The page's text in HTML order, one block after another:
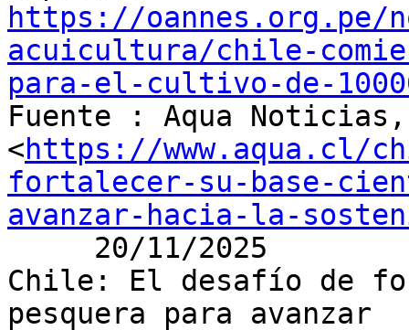
https://oannes.org.pe/
acuicultura/chile-
para-el-cultivo-de-
Fuente : Aqua
<https://www.aqua.cl/
fortalecer-su-base-
avanzar-hacia-la-
Chile: El desafío de
pesquera para avanzar